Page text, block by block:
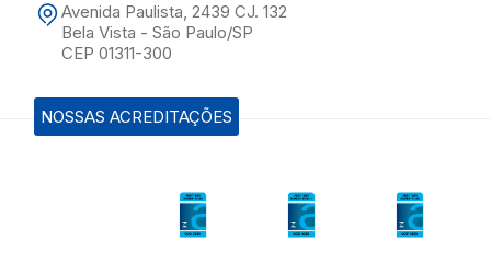
Avenida Paulista, 2439 CJ. 132
Bela Vista - São Paulo/SP
CEP 01311-300
NOSSAS ACREDITAÇÕES